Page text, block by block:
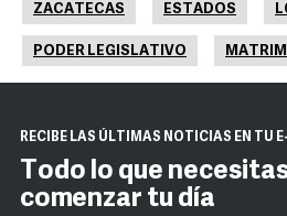
ZACATECAS ESTADOS
PODER LEGISLATIVO
RECIBE LAS ÚLTIMAS NOTICIAS EN TU
Todo lo que
comenzar tu día